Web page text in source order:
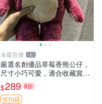
水星百貨 1
嚴選名創優品草莓香熊公仔，
尺寸小巧可愛，適合收藏賞玩
30cm 玩具 公仔 草莓熊
$289 8折
折扣碼